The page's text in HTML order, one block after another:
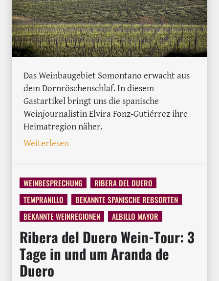
Das Weinbaugebiet Somontano erwacht aus
dem Dornröschenschlaf. In diesem
Gastartikel bringt uns die spanische
Weinjournalistin Elvira Fonz-Gutiérrez ihre
Heimatregion näher.
Weiterlesen: Weinbaugebiet Somontano –
WEINBESPRECHUNG
RIBERA DEL DUERO
TEMPRANILLO
BEKANNTE SPANISCHE REBSORTEN
BEKANNTE WEINREGIONEN
ALBILLO MAYOR
Ribera del Duero Wein-Tour: 3
Tage in und um Aranda de
Duero